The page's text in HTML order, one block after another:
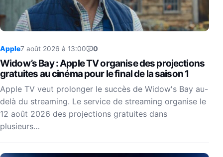
Apple7 août 2026 à 13:00 0
Widow’s Bay : Apple TV organise des projections
gratuites au cinéma pour le final de la saison 1
Apple TV veut prolonger le succès de Widow's Bay au-
delà du streaming. Le service de streaming organise le
12 août 2026 des projections gratuites dans
plusieurs…